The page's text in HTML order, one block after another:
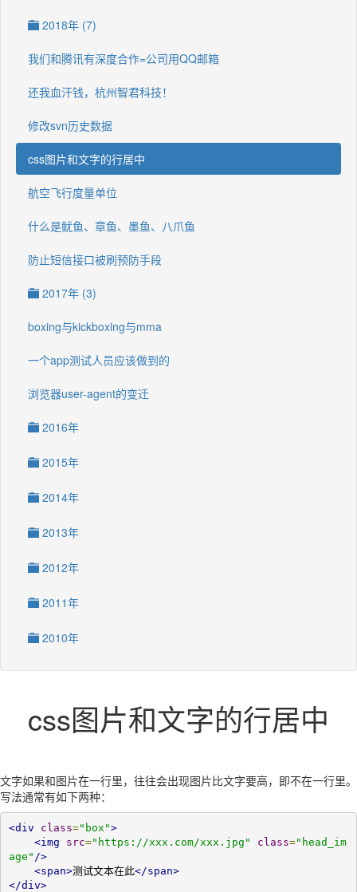
2018年 (7)
我们和腾讯有深度合作=公司用QQ邮箱
还我血汗钱，杭州智君科技！
修改svn历史数据
css图片和文字的行居中
航空飞行度量单位
什么是鱿鱼、章鱼、墨鱼、八爪鱼
防止短信接口被刷预防手段
2017年 (3)
boxing与kickboxing与mma
一个app测试人员应该做到的
浏览器user-agent的变迁
2016年
2015年
2014年
2013年
2012年
2011年
2010年
css图片和文字的行居中
文字如果和图片在一行里，往往会出现图片比文字要高，即不在一行里。
写法通常有如下两种：
<div class="box">
<img
src="https://xxx.com/xxx.jpg" class="head_im
age" />
<span>测试文本在此</span>
</div>